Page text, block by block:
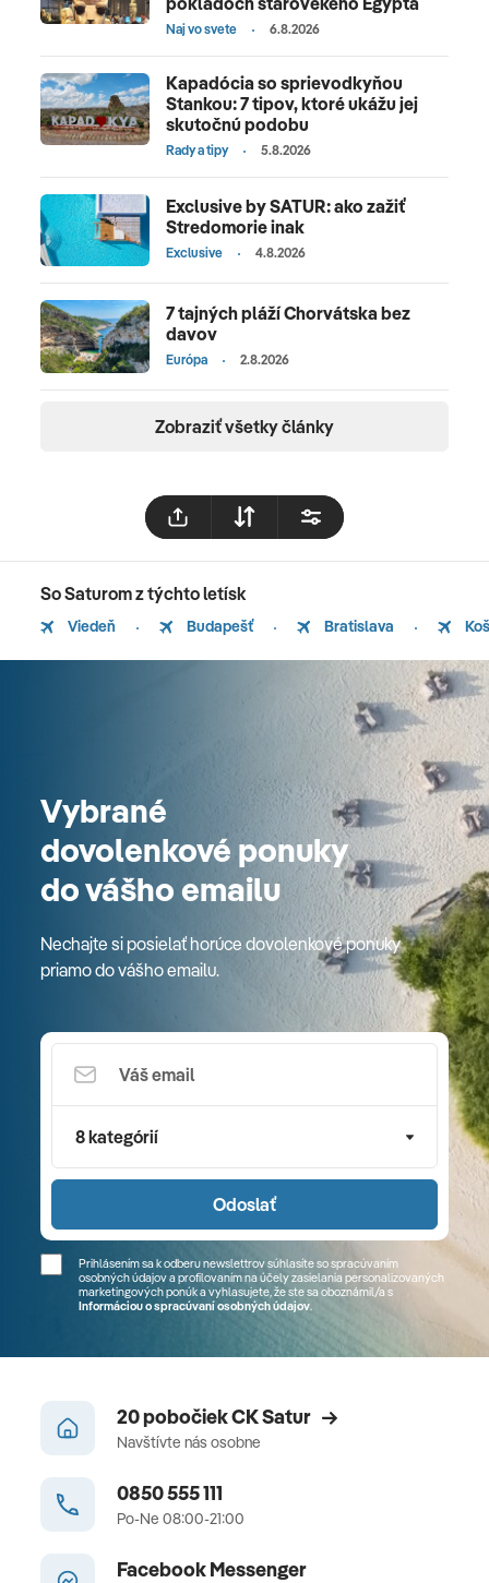
Naj vo svete 6.8.2026
Kapadócia so sprievodkyňou
Stankou: 7 tipov, ktoré ukážu jej
skutočnú podobu
Rady a tipy 5.8.2026
Exclusive by SATUR: ako zažiť
Stredomorie inak
Exclusive 4.8.2026
7 tajných pláží Chorvátska bez
davov
Európa 2.8.2026
Zobraziť všetky články
So Saturom z týchto letísk
Viedeň Budapešť Bratislava
Vybrané
dovolenkové ponuky
do vášho emailu
Nechajte si posielať horúce dovolenkové ponuky
priamo do vášho emailu.
8 kategórií
Odoslať
Prihlásením sa k odberu newslettrov súhlasíte so spracúvaním
osobných údajov a profilovaním na účely zasielania personalizovaných
marketingových ponúk a vyhlasujete, že ste sa oboznámil/a s
Informáciou o spracúvaní osobných údajov.
20 pobočiek CK Satur
Navštívte nás osobne
0850 555 111
Po-Ne 08:00-21:00
Facebook Messenger